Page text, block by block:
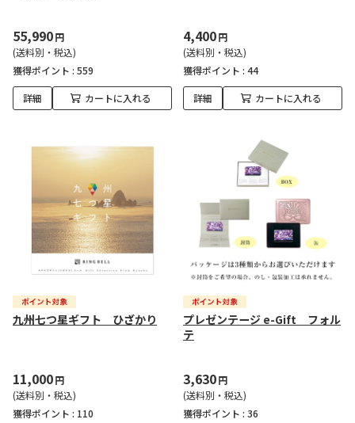
55,990円
(送料別・税込)
獲得ポイント : 559
詳細 カートに入れる
4,400円
(送料別・税込)
獲得ポイント : 44
詳細 カートに入れる
九州七つ星ギフト ひざかり
11,000円
(送料別・税込)
獲得ポイント : 110
プレゼンテージ e-Gift フォル
テ
3,630円
(送料別・税込)
獲得ポイント : 36